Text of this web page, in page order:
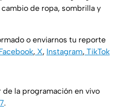
de ropa, sombrilla y
o enviarnos tu reporte
, X, Instagram, TikTok
la programación en vivo
.